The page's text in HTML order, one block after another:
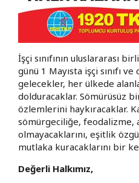
İşçi sınıfının uluslararası
günü 1 Mayısta işçi sınıfı
gelecekler, her ülkede
dolduracaklar. Sömürüsüz
özlemlerini haykıracaklar.
sömürgeciliğe, feodalizme,
olmayacaklarını, eşitlik
mutlaka kuracaklarını bir
Değerli Halkımız,